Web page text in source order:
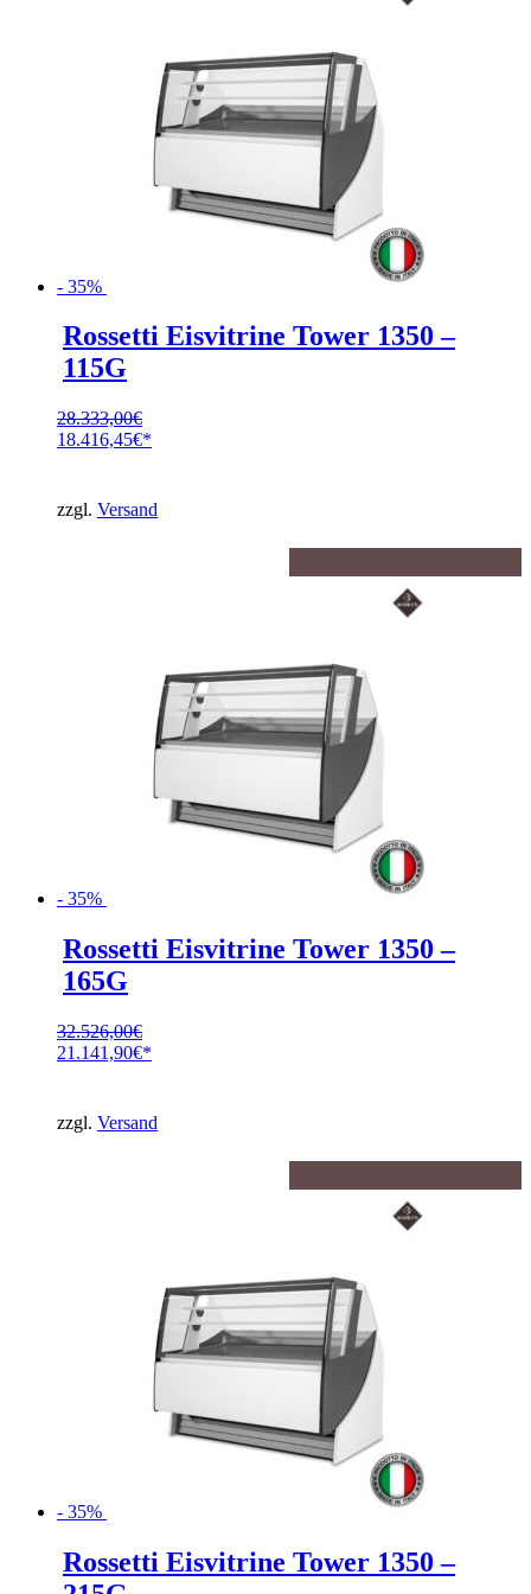
- 35%
Rossetti Eisvitrine Tower 1350 –
115G
28.333,00€
Ursprünglicher
28.333,00€
18.416,45€
ist:
18.416,45€.
zzgl. Versand
- 35%
Rossetti Eisvitrine Tower 1350 –
165G
32.526,00€
Ursprünglicher
32.526,00€
21.141,90€
ist:
21.141,90€.
zzgl. Versand
- 35%
Rossetti Eisvitrine Tower 1350 –